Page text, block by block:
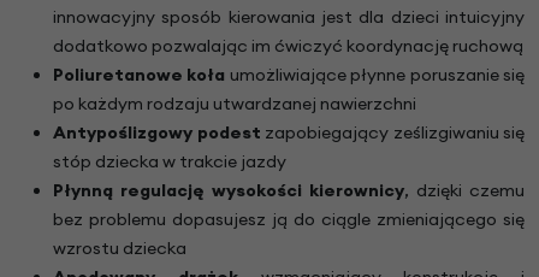
innowacyjny sposób kierowania jest dla dzieci intuicyjny
dodatkowo pozwalając im ćwiczyć koordynację ruchową
Poliuretanowe koła umożliwiające płynne poruszanie się
po każdym rodzaju utwardzanej nawierzchni
Antypoślizgowy podest zapobiegający ześlizgiwaniu się
stóp dziecka w trakcie jazdy
Płynną regulację wysokości kierownicy, dzięki czemu
bez problemu dopasujesz ją do ciągle zmieniającego się
wzrostu dziecka